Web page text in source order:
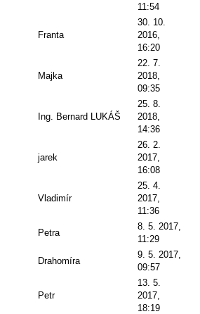
11:54
Franta
30. 10.
2016,
16:20
Majka
22. 7.
2018,
09:35
Ing. Bernard LUKÁŠ
25. 8.
2018,
14:36
jarek
26. 2.
2017,
16:08
Vladimír
25. 4.
2017,
11:36
Petra
8. 5. 2017,
11:29
Drahomíra
9. 5. 2017,
09:57
Petr
13. 5.
2017,
18:19